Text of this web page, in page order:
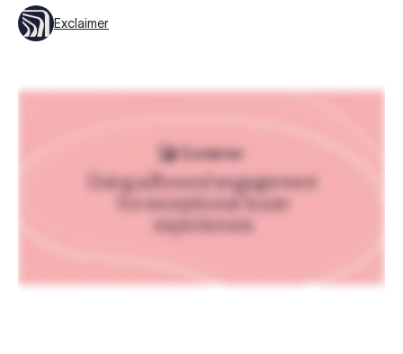
Exclaimer